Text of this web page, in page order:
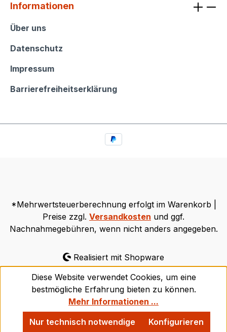
Informationen
Informationen
Über uns
Datenschutz
Impressum
Barrierefreiheitserklärung
*Mehrwertsteuerberechnung erfolgt im Warenkorb |
Preise zzgl. Versandkosten und ggf.
Nachnahmegebühren, wenn nicht anders angegeben.
Realisiert mit Shopware
Diese Website verwendet Cookies, um eine
bestmögliche Erfahrung bieten zu können.
Mehr Informationen ...
Nur technisch notwendige
Konfigurieren